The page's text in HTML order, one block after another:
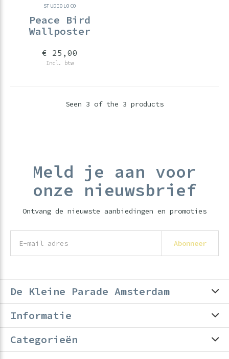
STUDIOLOCO
Peace Bird
Wallposter
€ 25,00
Incl. btw
Seen 3 of the 3 products
Meld je aan voor
onze nieuwsbrief
Ontvang de nieuwste aanbiedingen en promoties
Abonneer
De Kleine Parade Amsterdam
Informatie
Categorieën